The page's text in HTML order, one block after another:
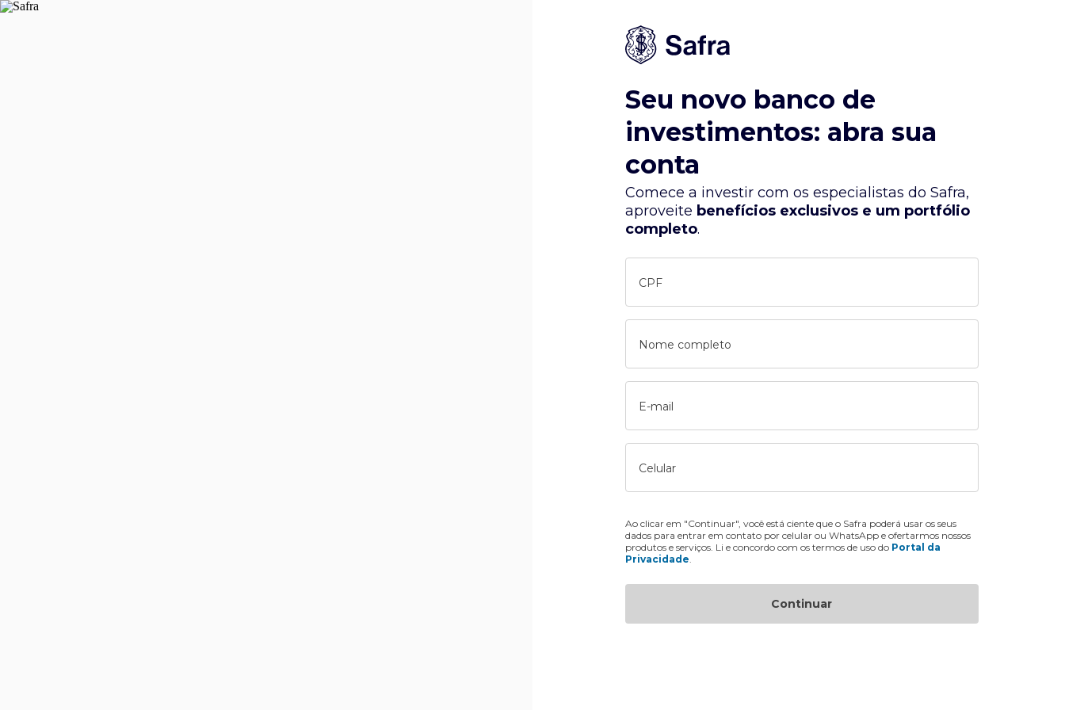
Seu novo banco de
investimentos: abra sua
conta
Comece a investir com os especialistas do Safra,
aproveite benefícios exclusivos e um portfólio
completo.
CPF
Nome completo
E-mail
Celular
Ao clicar em "Continuar", você está ciente que o Safra poderá usar os seus
dados para entrar em contato por celular ou WhatsApp e ofertarmos nossos
produtos e serviços. Li e concordo com os termos de uso do Portal da
Privacidade
Continuar